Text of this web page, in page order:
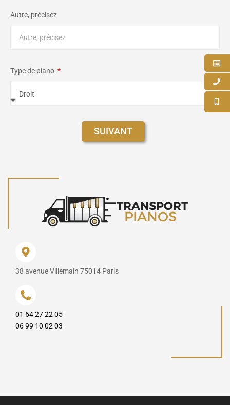
Autre, précisez
Type de piano
SUIVANT
38 avenue Villemain 75014 Paris
01 64 27 22 05
06 99 10 02 03